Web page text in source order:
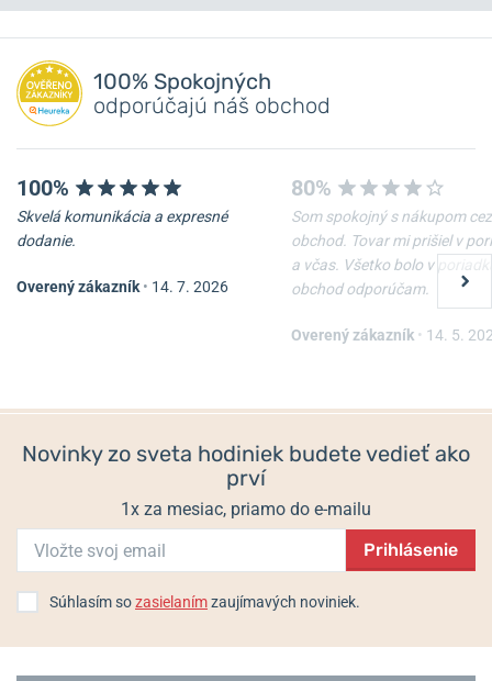
Máte otázku? Zanechajte nám komentár
Pridať dotaz
Remienok Hirsch Liberty -
Oceľový ťah Wenger
100% Spokojných
odporúčajú náš obchod
100%
Skvelá komunikácia a expresné
dodanie.
Overený zákazník • 14. 7. 2026
80%
Som spokojný s nákupom cez
obchod. Tovar mi prišiel v
a včas. Všetko bolo v
obchod odporúčam.
Overený zákazník • 14. 5.
Novinky zo sveta hodiniek budete vedieť ako
prví
1x za mesiac, priamo do e-mailu
Prihlásenie
Súhlasím sozasielanímzaujímavých noviniek.